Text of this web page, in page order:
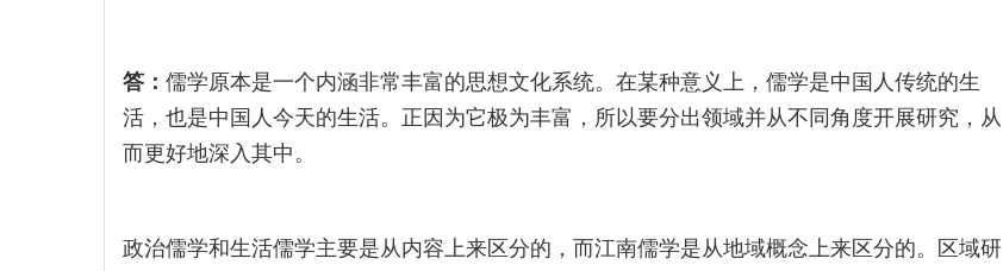
答： 儒学原本是一个内涵非常丰富的思想文化系统。在某种意义上，儒学是中国人传统的生
活，也是中国人今天的生活。正因为它极为丰富，所以要分出领域并从不同角度开展研究，从
而更好地深入其中。
政治儒学和生活儒学主要是从内容上来区分的，而江南儒学是从地域概念上来区分的。区域研